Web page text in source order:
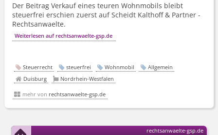
Der Beitrag Verkauf eines teuren Wohnmobils bleibt
steuerfrei erschien zuerst auf Scheidt Kalthoff & Partner -
Rechtsanwaelte.
Weiterlesen auf rechtsanwaelte-gsp.de
Steuerrecht steuerfrei Wohnmobil
Allgemein
Duisburg
Nordrhein-Westfalen
mehr von rechtsanwaelte-gsp.de
rechtsanwaelte-gsp.de